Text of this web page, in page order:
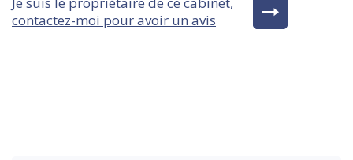
contactez-moi pour avoir un avis